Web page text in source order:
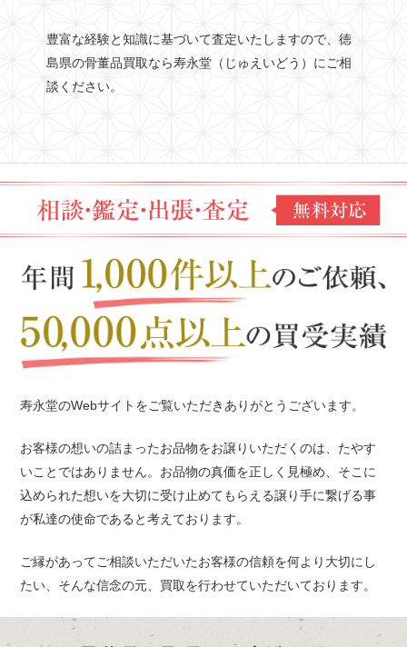
豊富な経験と知識に基づいて査定いたしますので、徳
島県の骨董品買取なら寿永堂（じゅえいどう）にご相
談ください。
寿永堂のWebサイトをご覧いただきありがとうございます。
お客様の想いの詰まったお品物をお譲りいただくのは、たやす
いことではありません。 お品物の真価を正しく見極め、そこに
込められた想いを大切に受け止めてもらえる譲り手に繋げる事
が私達の使命であると考えております。
ご縁があってご相談いただいたお客様の信頼を何より大切にし
たい、 そんな信念の元、買取を行わせていただいております。